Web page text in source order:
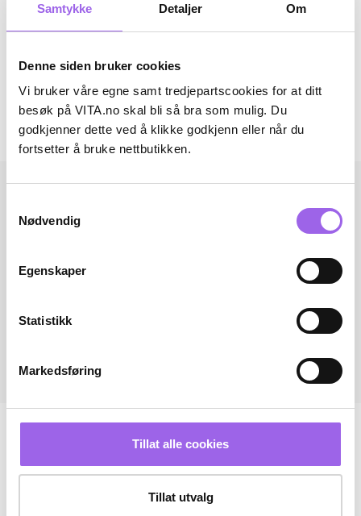
Samtykke Detaljer Om
Denne siden bruker cookies
Vi bruker våre egne samt tredjepartscookies for at ditt
besøk på VITA.no skal bli så bra som mulig. Du
godkjenner dette ved å klikke godkjenn eller når du
fortsetter å bruke nettbutikken.
Nødvendig
Egenskaper
Statistikk
Markedsføring
Tillat alle cookies
Tillat utvalg
Ingredienser
Artikkelnummer: 13518
Omtaler
Andre har også kjøpt..